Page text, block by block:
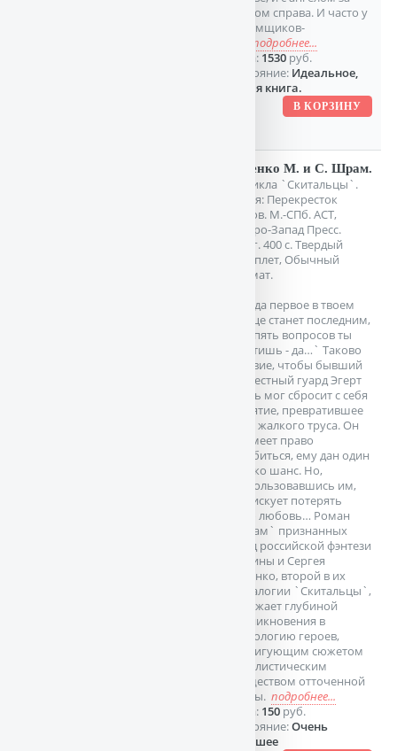
плечом справа. И часто у
выдумщиков-
подробнее...
Цена: 1530руб.
Состояние: Идеальное,
новая книга.
Дяченко М. и С. Шрам.
Из цикла `Скитальцы`.
Серия: Перекресток
миров. М.-СПб. АСТ,
Северо-Запад Пресс.
2000г. 400 с. Твердый
переплет, Обычный
формат.
`Когда первое в твоем
сердце станет последним,
и на пять вопросов ты
ответишь - да…` Таково
условие, чтобы бывший
доблестный гуард Эгерт
Солль мог сбросит с себя
заклятие, превратившее
его в жалкого труса. Он
не имеет право
ошибиться, ему дан один
только шанс. Но,
воспользовавшись им,
он рискует потерять
свою любовь… Роман
`Шрам` признанных
звезд российской фэнтези
Марины и Сергея
Дяченко, второй в их
тетралогии `Скитальцы`,
поражает глубиной
проникновения в
психологию героев,
интригующим сюжетом
и стилистическим
изяществом отточенной
прозы. подробнее...
Цена: 150руб.
Состояние:Очень
хорошее